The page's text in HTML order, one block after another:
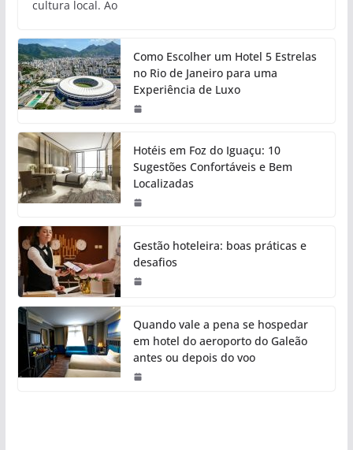
cultura local. Ao
Como Escolher um Hotel 5 Estrelas
no Rio de Janeiro para uma
Experiência de Luxo
Hotéis em Foz do Iguaçu: 10
Sugestões Confortáveis e Bem
Localizadas
Gestão hoteleira: boas práticas e
desafios
Quando vale a pena se hospedar
em hotel do aeroporto do Galeão
antes ou depois do voo